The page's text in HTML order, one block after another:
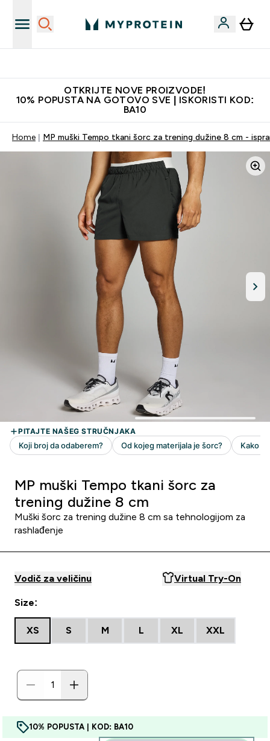
OTKRIJTE NOVE PROIZVODE!
10% POPUSTA NA GOTOVO SVE | ISKORISTI KOD:
BA10
Home MP muški Tempo tkani šorc za trening dužine 8 cm -
MP muški Tempo tkani šorc za
trening dužine 8 cm
Muški šorc za trening dužine 8 cm sa tehnologijom za
rashlađenje
Vodič za veličinu Virtual Try-On
Size:
XS S M L XL XXL
10% POPUSTA | KOD: BA10